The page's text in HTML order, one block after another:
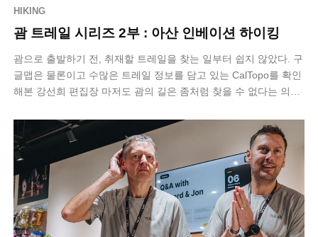
HIKING
괌 트레일 시리즈 2부 : 아산 인베이션 하이킹
괌으로 출발하기 전, 취재할 트레일을 찾는 일부터 쉽지 않았다. 구
글맵은 물론이고 수많은 트레일 정보를 담고 있는 CalTopo를 확인
해본 강선희 편집장 마저도 괌의 길은 좀처럼 찾을 수 없다는 의견